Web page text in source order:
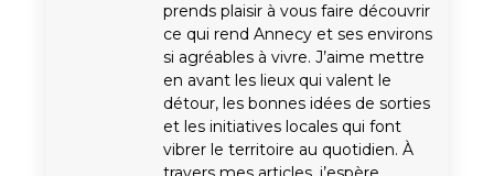
prends plaisir à vous faire découvrir
ce qui rend Annecy et ses environs
si agréables à vivre. J’aime mettre
en avant les lieux qui valent le
détour, les bonnes idées de sorties
et les initiatives locales qui font
vibrer le territoire au quotidien. À